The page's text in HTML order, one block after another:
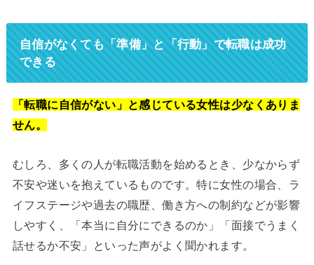
自信がなくても「準備」と「行動」で転職は成功
できる
「転職に自信がない」と感じている女性は少なくありま
せん。
むしろ、多くの人が転職活動を始めるとき、少なからず
不安や迷いを抱えているものです。特に女性の場合、ラ
イフステージや過去の職歴、働き方への制約などが影響
しやすく、「本当に自分にできるのか」「面接でうまく
話せるか不安」といった声がよく聞かれます。